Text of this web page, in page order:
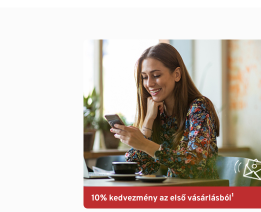
10% kedvezmény az első vásárlásból¹